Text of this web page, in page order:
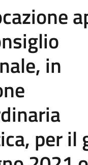
in
per il